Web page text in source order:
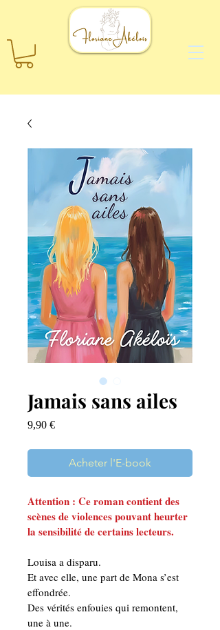
Jamais sans ailes
9,90 €Prix
Acheter l'E-book
Attention : Ce roman contient des
scènes de violences pouvant heurter
la sensibilité de certains lecteurs.
Louisa a disparu.
Et avec elle, une part de Mona s’est
effondrée.
Des vérités enfouies qui remontent,
une à une.